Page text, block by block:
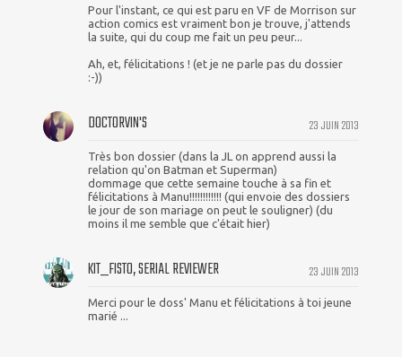
Pour l'instant, ce qui est paru en VF de Morrison sur
action comics est vraiment bon je trouve, j'attends
la suite, qui du coup me fait un peu peur...
Ah, et, félicitations ! (et je ne parle pas du dossier
:-))
23 JUIN 2013
DOCTORVIN'S
Très bon dossier (dans la JL on apprend aussi la
relation qu'on Batman et Superman)
dommage que cette semaine touche à sa fin et
félicitations à Manu!!!!!!!!!!!! (qui envoie des dossiers
le jour de son mariage on peut le souligner) (du
moins il me semble que c'était hier)
23 JUIN 2013
KIT_FISTO, SERIAL REVIEWER
Merci pour le doss' Manu et félicitations à toi jeune
marié ...